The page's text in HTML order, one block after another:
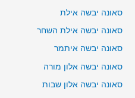
סאונה יבשה אילת
סאונה יבשה אילת השחר
סאונה יבשה איתמר
סאונה יבשה אלון מורה
סאונה יבשה אלון שבות